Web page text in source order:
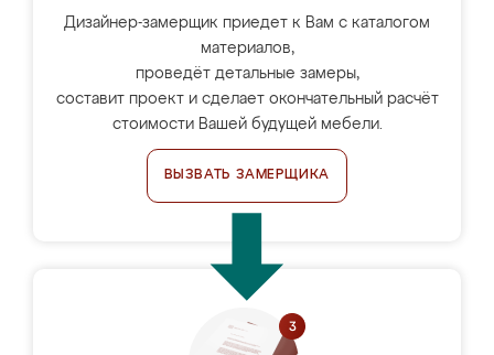
Дизайнер-замерщик приедет к Вам с каталогом
материалов,
проведёт детальные замеры,
составит проект и сделает окончательный расчёт
стоимости Вашей будущей мебели.
ВЫЗВАТЬ ЗАМЕРЩИКА